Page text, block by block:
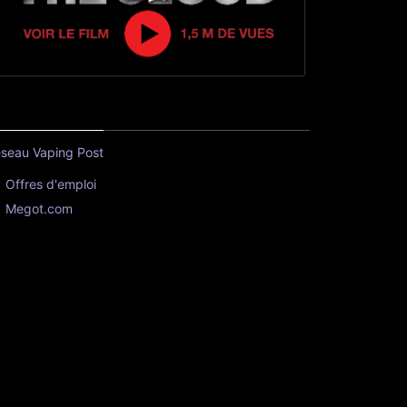
Vaping Post
Offres d'emploi
Megot.com